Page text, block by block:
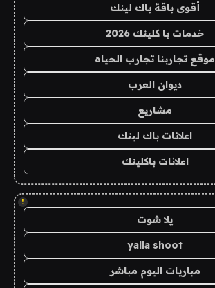
أقوى باقة باك لينك
خدمات با كلينك 2026
موقع تجاربنا تجارب الحياه
ديوان العرب
مشاريع
اعلانات باك لينك
اعلانات باكلينك
!
يلا شوت
yalla shoot
مباريات اليوم مباشر